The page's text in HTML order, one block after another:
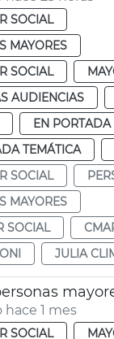
SOCIAL
MAYORES
SOCIAL
AUDIENCIAS
EN PORTADA
TEMÁTICA
SOCIAL
MAYORES
SOCIAL
JULIA
1 mes
SOCIAL